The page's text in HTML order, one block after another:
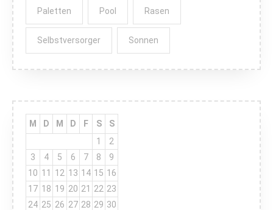
Paletten Pool Rasen
Selbstversorger Sonnen
M D M D F S
S
1
2
3
4 5 6 7 8
9
10 11 12 13 14 15 16
17 18 19 20 21 22 23
24 25 26 27 28 29 30